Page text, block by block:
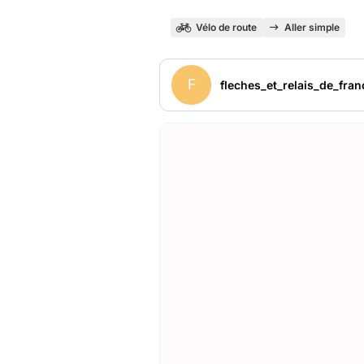
Vélo de route Aller simple
F